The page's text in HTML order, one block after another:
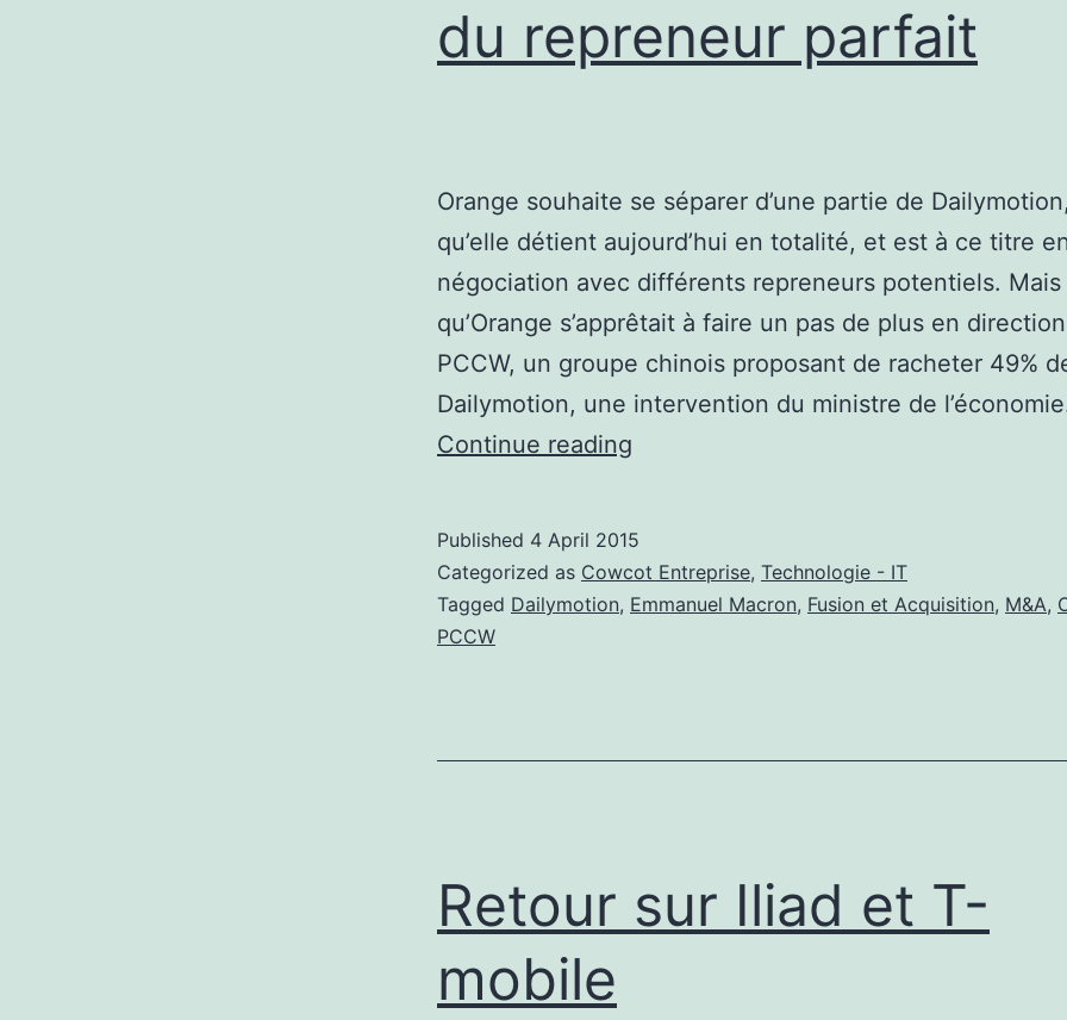
du repreneur parfait
Orange souhaite se séparer d’une partie de
qu’elle détient aujourd’hui en totalité, et est à ce titre
négociation avec différents repreneurs potentiels. Mais
qu’Orange s’apprêtait à faire un pas de plus en
PCCW, un groupe chinois proposant de racheter 49%
Dailymotion, une intervention du ministre de
Continue reading
recherche
du
Published 4 April 2015
Categorized as Cowcot Entreprise, Technologie - IT
Tagged Dailymotion, Emmanuel Macron, Fusion et Acquisition, M&A,
PCCW
Retour sur Iliad et T-
mobile